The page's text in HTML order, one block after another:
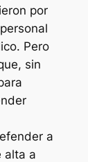
por
Pero
sin
a
alta a